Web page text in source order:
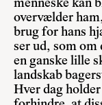
menneske kan
overvælder
brug for hans
ser ud, som om
en ganske lille
landskab
Hver dag